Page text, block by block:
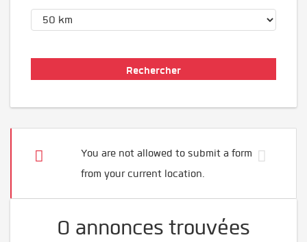
You are not allowed to submit a form
from your current location.
0 annonces trouvées